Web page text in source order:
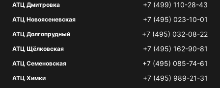
АТЦ Дмитровка +7 (499) 110-28-43
АТЦ Новоясеневская +7 (495) 023-10-01
АТЦ Долгопрудный +7 (495) 032-08-22
АТЦ Щёлковская +7 (495) 162-90-81
АТЦ Семеновская +7 (495) 085-74-61
АТЦ Химки +7 (495) 989-21-31